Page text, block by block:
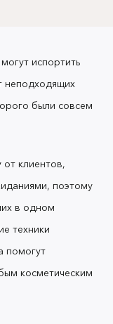
7 мл и
не значит, что
двух-
для
и щек. Если
хватит на
испортить
неподходящих
были совсем
клиентов,
поэтому
в одном
техники
помогут
косметическим